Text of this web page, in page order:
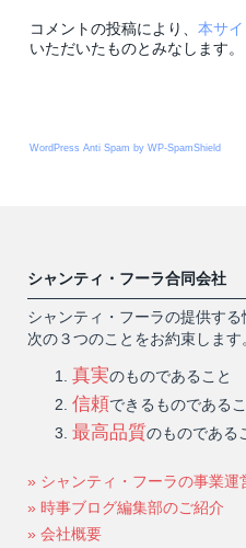
コメントの投稿により、 本サ
いただいたものとみなします。
WordPress Anti Spam by WP-SpamShield
シャンティ・フーラ合同会社
シャンティ・フーラの提供す
次の３つのことをお約束します
真実のものであること
信頼できるものである
最高品質のものである
» シャンティ・フーラの事業運
» 時事ブログ編集部のご紹介
» 会社概要